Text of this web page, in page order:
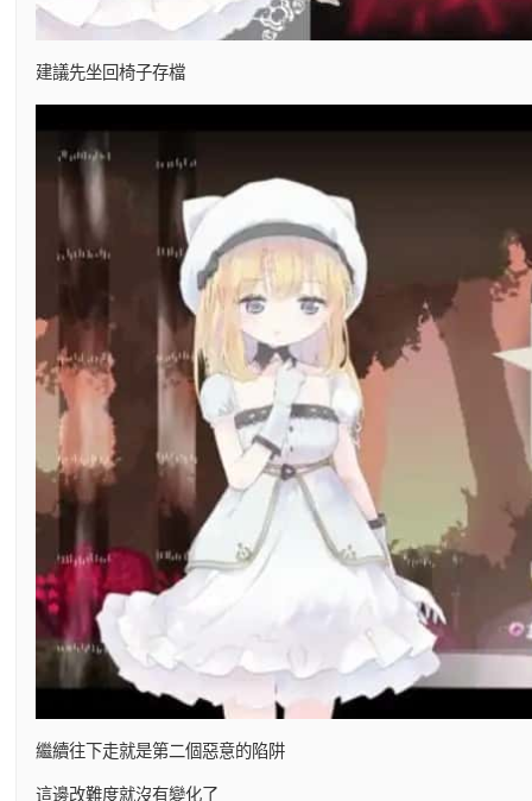
建議先坐回椅子存檔
繼續往下走就是第二個惡意的陷阱
這邊改難度就沒有變化了